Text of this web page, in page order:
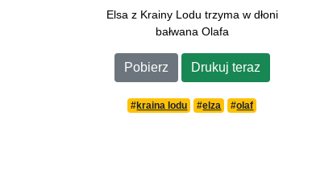
Elsa z Krainy Lodu trzyma w dłoni
bałwana Olafa
Pobierz Drukuj teraz
#kraina lodu #elza #olaf